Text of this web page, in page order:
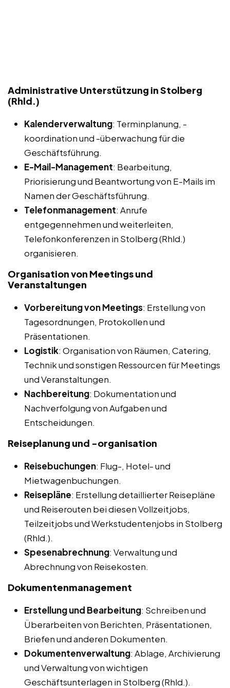
Administrative Unterstützung in Stolberg
(Rhld.)
Kalenderverwaltung: Terminplanung, -
koordination und -überwachung für die
Geschäftsführung.
E-Mail-Management: Bearbeitung,
Priorisierung und Beantwortung von E-Mails im
Namen der Geschäftsführung.
Telefonmanagement: Anrufe
entgegennehmen und weiterleiten,
Telefonkonferenzen in Stolberg (Rhld.)
organisieren.
Organisation von Meetings und
Veranstaltungen
Vorbereitung von Meetings: Erstellung von
Tagesordnungen, Protokollen und
Präsentationen.
Logistik: Organisation von Räumen, Catering,
Technik und sonstigen Ressourcen für Meetings
und Veranstaltungen.
Nachbereitung: Dokumentation und
Nachverfolgung von Aufgaben und
Entscheidungen.
Reiseplanung und -organisation
Reisebuchungen: Flug-, Hotel- und
Mietwagenbuchungen.
Reisepläne: Erstellung detaillierter Reisepläne
und Reiserouten bei diesen Vollzeitjobs,
Teilzeitjobs und Werkstudentenjobs in Stolberg
(Rhld.).
Spesenabrechnung: Verwaltung und
Abrechnung von Reisekosten.
Dokumentenmanagement
Erstellung und Bearbeitung: Schreiben und
Überarbeiten von Berichten, Präsentationen,
Briefen und anderen Dokumenten.
Dokumentenverwaltung: Ablage, Archivierung
und Verwaltung von wichtigen
Geschäftsunterlagen in Stolberg (Rhld.).